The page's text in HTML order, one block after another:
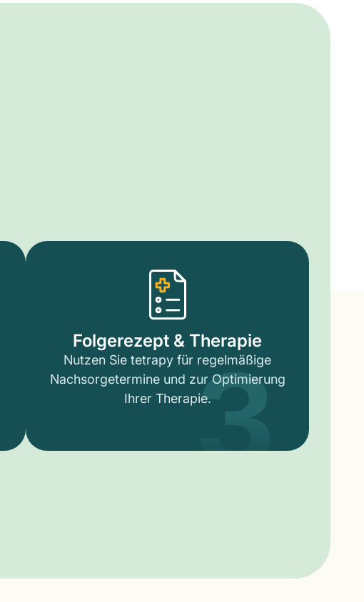
Folgerezept & Therapie
Nutzen Sie tetrapy für regelmäßige
Nachsorgetermine und zur Optimierung
Ihrer Therapie.3